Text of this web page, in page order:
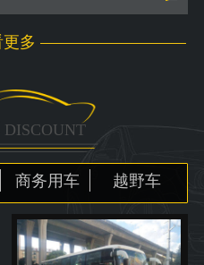
多
DISCOUNT
商务用车 越野车